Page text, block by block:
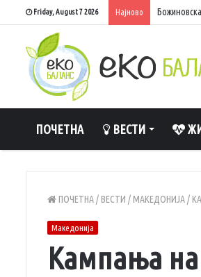
Friday, August 7 2026 Најново
ПОЧЕТНА ВЕСТИ
ПОЧЕТНА/ ВЕСТИ / МАКЕДОНИЈА/
Македонија
Кампања на